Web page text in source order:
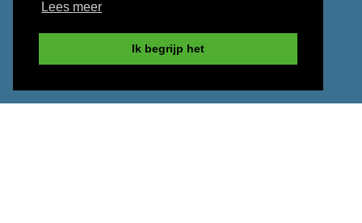
Lees meer
Ik begrijp het
Oversluiten
Inkomen uit België